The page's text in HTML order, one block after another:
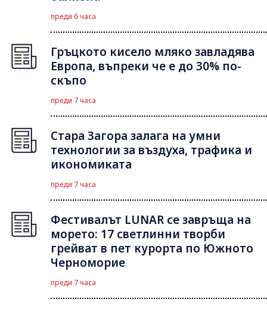
преди 6 часа
Гръцкото кисело мляко завладява
Европа, въпреки че е до 30% по-
скъпо
преди 7 часа
Стара Загора залага на умни
технологии за въздуха, трафика и
икономиката
преди 7 часа
Фестивалът LUNAR се завръща на
морето: 17 светлинни творби
грейват в пет курорта по Южното
Черноморие
преди 7 часа